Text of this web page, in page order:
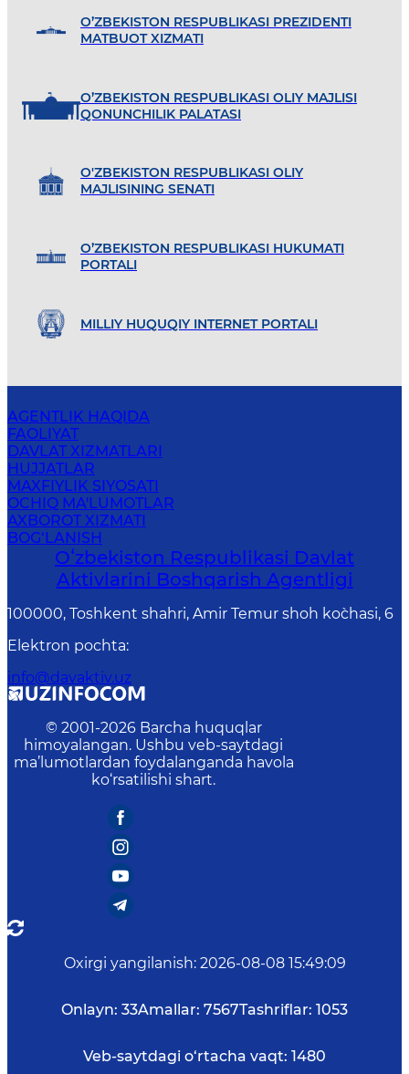
O’ZBEKISTON RESPUBLIKASI PREZIDENTI
MATBUOT XIZMATI
O’ZBEKISTON RESPUBLIKASI OLIY MAJLISI
QONUNCHILIK PALATASI
O'ZBEKISTON RESPUBLIKASI OLIY
MAJLISINING SENATI
O’ZBEKISTON RESPUBLIKASI HUKUMATI
PORTALI
MILLIY HUQUQIY INTERNET PORTALI
AGENTLIK HAQIDA
FAOLIYAT
DAVLAT XIZMATLARI
HUJJATLAR
MAXFIYLIK SIYOSATI
OCHIQ MA'LUMOTLAR
AXBOROT XIZMATI
BOG‘LANISH
Oʻzbekiston Respublikasi Davlat
Aktivlarini Boshqarish Agentligi
100000, Toshkent shahri, Amir Temur shoh ko`chasi, 6
Elektron pochta:
info@davaktiv.uz
© 2001-2026 Barcha huquqlar
himoyalangan. Ushbu veb-saytdagi
ma’lumotlardan foydalanganda havola
ko‘rsatilishi shart.
Oxirgi yangilanish: 2026-08-08 15:49:09
Onlayn: 33Amallar: 7567Tashriflar: 1053
Veb-saytdagi o‘rtacha vaqt: 1480